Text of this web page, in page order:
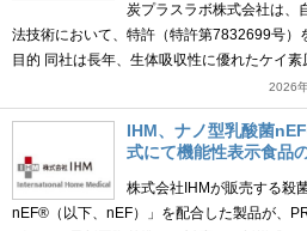
炭プラスラボ株式会社は、
法技術において、特許（特許第7832699号）
目的 同社は長年、生体吸収性に優れたケイ
2026
IHM、ナノ型乳酸菌
式にて機能性表示食品
株式会社IHMが販売する殺
nEF®（以下、nEF）」を配合した製品が、